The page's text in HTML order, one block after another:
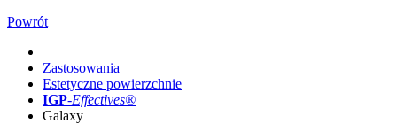
Powrót
Zastosowania
Estetyczne powierzchnie
IGP-Effectives®
Galaxy